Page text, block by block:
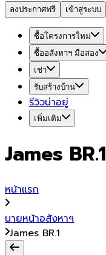
ลงประกาศฟรี เข้าสู่ระบบ
ซื้อโครงการใหม่
ซื้ออสังหาฯ มือสอง
เช่า
รับสร้างบ้าน
รีวิวน่าอยู่
เพิ่มเติม
James BR.1
หน้าแรก
นายหน้าอสังหาฯ
James BR.1